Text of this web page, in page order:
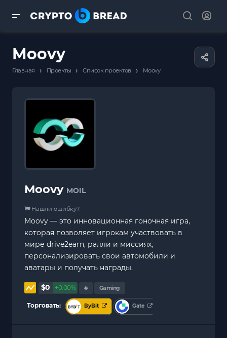
Moovy
Главная › Проекты › Список проектов › Moovy
Moovy MOIL
Нашли ошибку?
Moovy — это инновационная гоночная игра,
которая позволяет игрокам участвовать в
мире drive2earn, ралли и миссиях,
персонализировать свои автомобили и
аватары и получать награды.
$0 +0.00% # Gaming
Торговать: ByBit Gate